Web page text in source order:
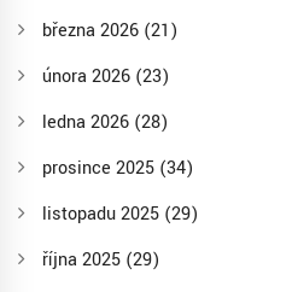
března 2026 (21)
února 2026 (23)
ledna 2026 (28)
prosince 2025 (34)
listopadu 2025 (29)
října 2025 (29)